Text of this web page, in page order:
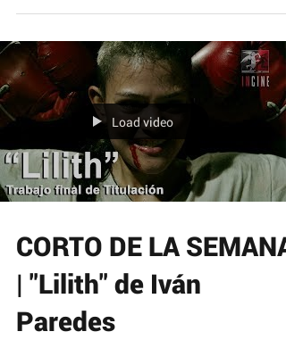
Load video
CORTO DE LA SEMANA
| "Lilith" de Iván